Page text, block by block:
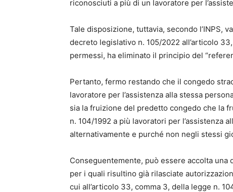
riconosciuti a più di un lavoratore per
Tale disposizione, tuttavia, secondo l’INPS,
decreto legislativo n. 105/2022 all’articolo
permessi, ha eliminato il principio del
Pertanto, fermo restando che il congedo
lavoratore per l’assistenza alla stessa
sia la fruizione del predetto congedo che la
n. 104/1992 a più lavoratori per l’assistenza
alternativamente e purché non negli stessi
Conseguentemente, può essere accolta
per i quali risultino già rilasciate
cui all’articolo 33, comma 3, della legge n.